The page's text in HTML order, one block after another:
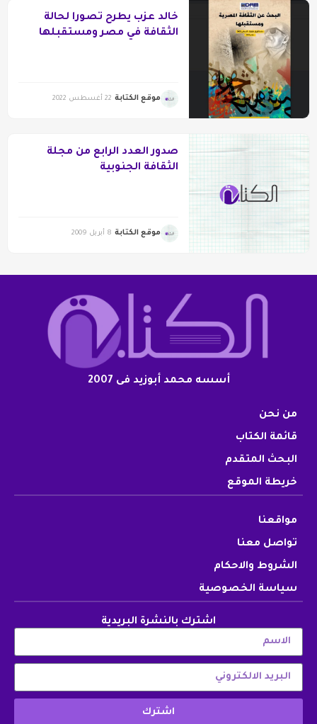
خالد عزب يطرح تصورا لحالة
الثقافة في مصر ومستقبلها
موقع الكتابة 22 أغسطس 2022
صدور العدد الرابع من مجلة
الثقافة الجنوبية
موقع الكتابة 8 أبريل 2009
أسسه محمد أبوزيد فى 2007
من نحن
قائمة الكتاب
البحث المتقدم
خريطة الموقع
مواقعنا
تواصل معنا
الشروط والاحكام
سياسة الخصوصية
اشترك بالنشرة البريدية
اشترك